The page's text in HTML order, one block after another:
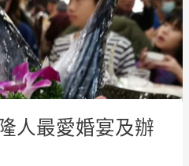
人最愛婚宴及辦